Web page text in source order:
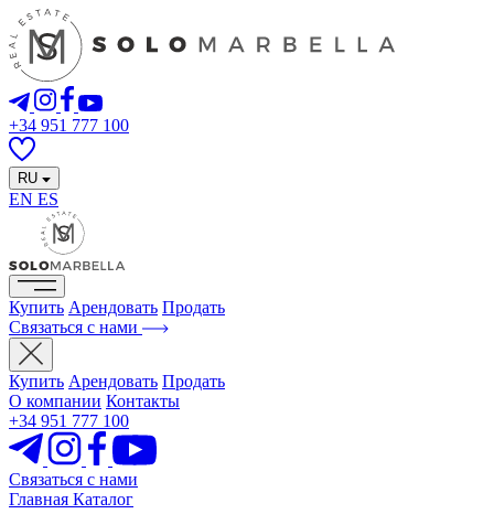
+34 951 777 100
RU
EN ES
Купить Арендовать Продать
Связаться с нами
Купить Арендовать Продать
О компании Контакты
+34 951 777 100
Связаться с нами
Главная Каталог